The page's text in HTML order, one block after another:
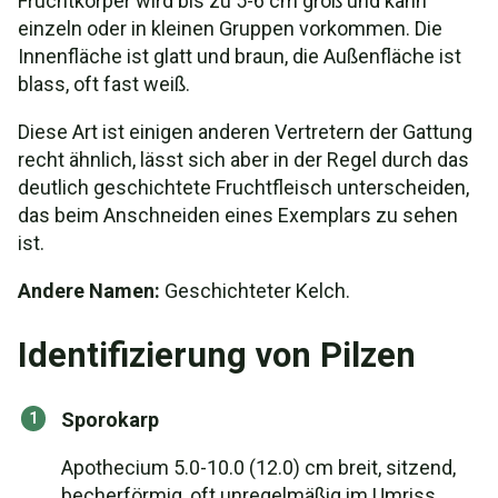
einzeln oder in kleinen Gruppen vorkommen. Die
Innenfläche ist glatt und braun, die Außenfläche ist
blass, oft fast weiß.
Diese Art ist einigen anderen Vertretern der Gattung
recht ähnlich, lässt sich aber in der Regel durch das
deutlich geschichtete Fruchtfleisch unterscheiden,
das beim Anschneiden eines Exemplars zu sehen
ist.
Andere Namen: Geschichteter Kelch.
Identifizierung von Pilzen
Sporokarp
Apothecium 5.0-10.0 (12.0) cm breit, sitzend,